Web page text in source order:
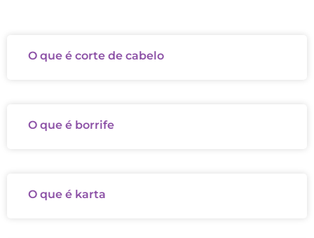
O que é corte de cabelo
O que é borrife
O que é karta